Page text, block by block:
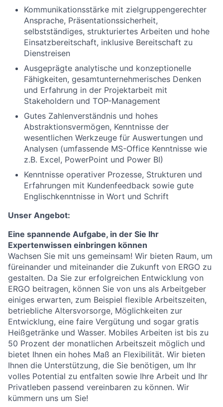
Kommunikationsstärke mit zielgruppengerechter
Ansprache, Präsentationssicherheit,
selbstständiges, strukturiertes Arbeiten und hohe
Einsatzbereitschaft, inklusive Bereitschaft zu
Dienstreisen
Ausgeprägte analytische und konzeptionelle
Fähigkeiten, gesamtunternehmerisches Denken
und Erfahrung in der Projektarbeit mit
Stakeholdern und TOP-Management
Gutes Zahlenverständnis und hohes
Abstraktionsvermögen, Kenntnisse der
wesentlichen Werkzeuge für Auswertungen und
Analysen (umfassende MS-Office Kenntnisse wie
z.B. Excel, PowerPoint und Power BI)
Kenntnisse operativer Prozesse, Strukturen und
Erfahrungen mit Kundenfeedback sowie gute
Englischkenntnisse in Wort und Schrift
Unser Angebot:
Eine spannende Aufgabe, in der Sie Ihr
Expertenwissen einbringen können
Wachsen Sie mit uns gemeinsam! Wir bieten Raum, um
füreinander und miteinander die Zukunft von ERGO zu
gestalten. Da Sie zur erfolgreichen Entwicklung von
ERGO beitragen, können Sie von uns als Arbeitgeber
einiges erwarten, zum Beispiel flexible Arbeitszeiten,
betriebliche Altersvorsorge, Möglichkeiten zur
Entwicklung, eine faire Vergütung und sogar gratis
Heißgetränke und Wasser. Mobiles Arbeiten ist bis zu
50 Prozent der monatlichen Arbeitszeit möglich und
bietet Ihnen ein hohes Maß an Flexibilität. Wir bieten
Ihnen die Unterstützung, die Sie benötigen, um Ihr
volles Potential zu entfalten sowie Ihre Arbeit und Ihr
Privatleben passend vereinbaren zu können. Wir
kümmern uns um Sie!